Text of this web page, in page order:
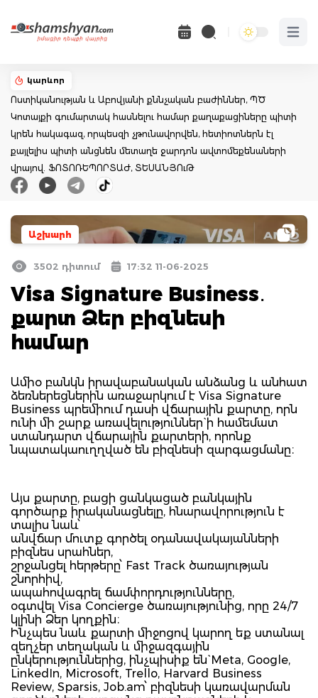
Open
կարևոր
Ոստիկանության և Աբովյանի քննչական բաժիններ, ՊԾ
Կոտայքի գումարտակ հասնելու համար քաղաքացիները պիտի
կրեն հակագազ, որպեսզի չթունավորվեն, հետիոտներն էլ
քայլելիս պիտի անցնեն մետաղե ջարդոն ավտոմեքենաների
վրայով. ՖՈՏՈՌԵՊՈՐՏԱԺ, ՏԵՍԱՆՅՈւԹ
Աշխարհ
3502 դիտում 17:32 11-06-2025
Visa Signature Business․
քարտ Ձեր բիզնեսի
համար
Ամիօ բանկն իրավաբանական անձանց և անհատ
ձեռներեցներին առաջարկում է Visa Signature
Business պրեմիում դասի վճարային քարտը, որն
ունի մի շարք առավելություններ` ի համեմատ
ստանդարտ վճարային քարտերի, որոնք
նպատակաուղղված են բիզնեսի զարգացմանը։
Այս քարտը, բացի ցանկացած բանկային
գործարք իրականացնելը, հնարավորություն է
տալիս նաև՝
անվճար մուտք գործել օդանավակայանների
բիզնես սրահներ,
շրջանցել հերթերը՝ Fast Track ծառայության
շնորհիվ,
ապահովագրել ճամփորդությունները,
օգտվել Visa Concierge ծառայությունից, որը 24/7
կլինի Ձեր կողքին։
Ինչպես նաև քարտի միջոցով կարող եք ստանալ
զեղչեր տեղական և միջազգային
ընկերություններից, ինչպիսիք են` Meta, Google,
LinkedIn, Microsoft, Trello, Harvard Business
Review, Sparsis, Job.am՝ բիզնեսի կառավարման